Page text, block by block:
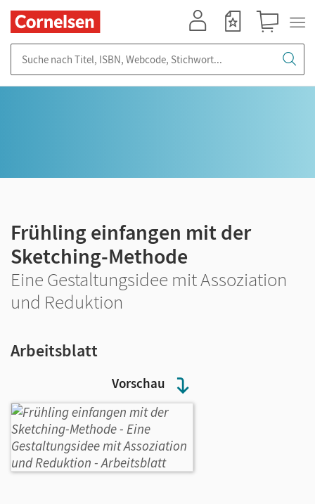
Vorschau
Frühling einfangen mit der
Sketching-Methode
Eine Gestaltungsidee mit Assoziation
und Reduktion
Arbeitsblatt